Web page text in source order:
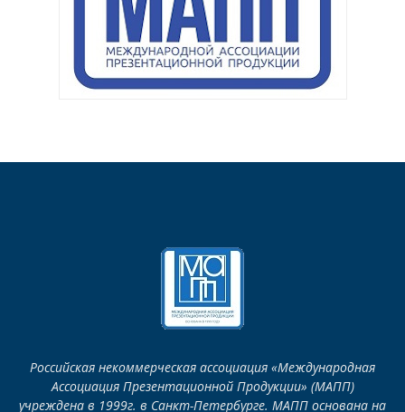
Российская некоммерческая ассоциация «Международная
Ассоциация Презентационной Продукции» (МАПП)
учреждена в 1999г. в Санкт-Петербурге. МАПП основана на